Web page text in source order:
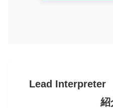
Lead Interpreter
紹